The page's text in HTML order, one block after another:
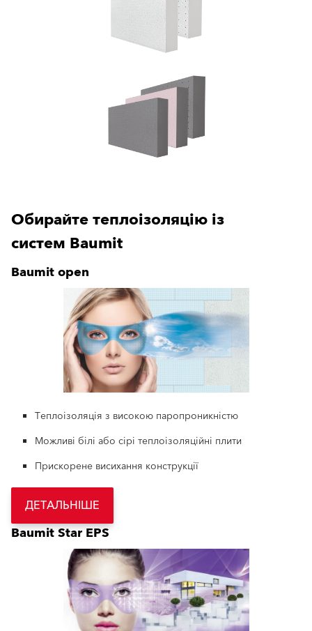
Обирайте теплоізоляцію із
систем Baumit
Baumit open
Теплоізоляція з високою паропроникністю
Можливі білі або сірі теплоізоляційні плити
Прискорене висихання конструкції
ДЕТАЛЬНІШЕ
Baumit Star EPS